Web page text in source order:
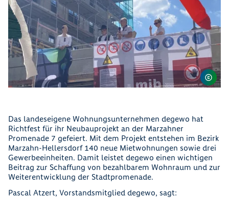
Das landeseigene Wohnungsunternehmen degewo hat
Richtfest für ihr Neubauprojekt an der Marzahner
Promenade 7 gefeiert. Mit dem Projekt entstehen im Bezirk
Marzahn-Hellersdorf 140 neue Mietwohnungen sowie drei
Gewerbeeinheiten. Damit leistet degewo einen wichtigen
Beitrag zur Schaffung von bezahlbarem Wohnraum und zur
Weiterentwicklung der Stadtpromenade.
Pascal Atzert, Vorstandsmitglied degewo, sagt: